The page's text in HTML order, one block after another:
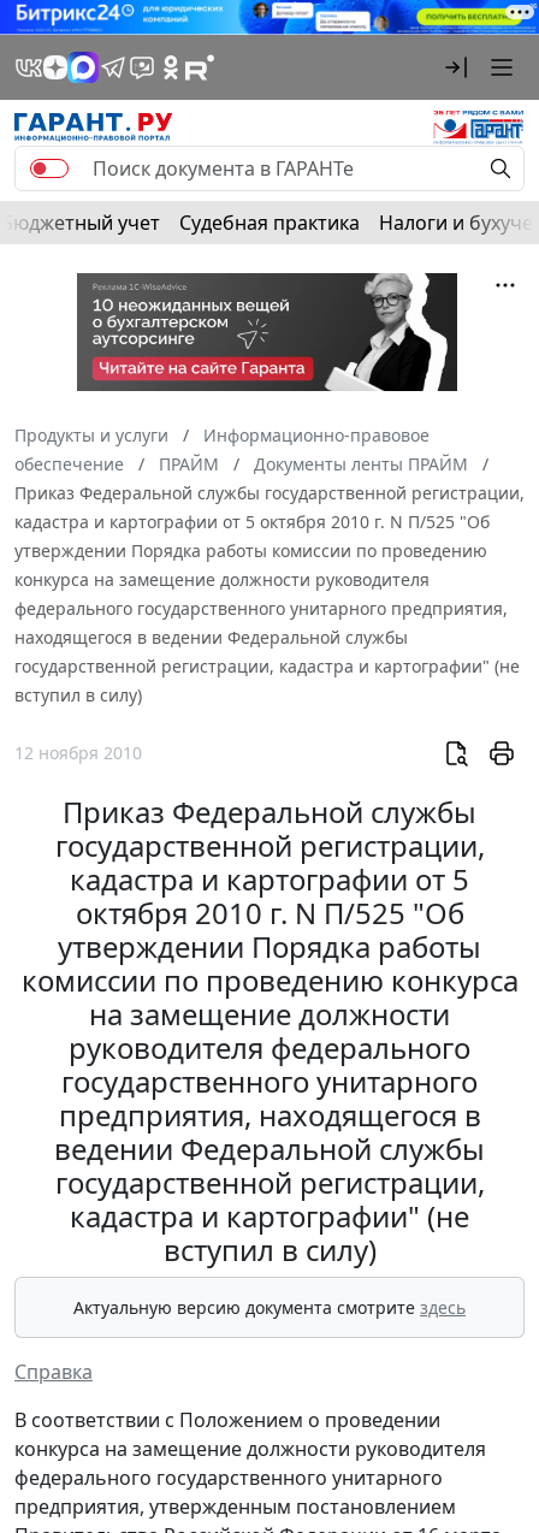
Бюджетный учет Судебная практика Налоги и
Продукты и услуги
Информационно-правовое
обеспечение
ПРАЙМ
Документы ленты ПРАЙМ
Приказ Федеральной службы государственной регистрации,
кадастра и картографии от 5 октября 2010 г. N П/525 "Об
утверждении Порядка работы комиссии по проведению
конкурса на замещение должности руководителя
федерального государственного унитарного предприятия,
находящегося в ведении Федеральной службы
государственной регистрации, кадастра и картографии" (не
вступил в силу)
12 ноября 2010
Приказ Федеральной службы
государственной регистрации,
кадастра и картографии от 5
октября 2010 г. N П/525 "Об
утверждении Порядка работы
комиссии по проведению конкурса
на замещение должности
руководителя федерального
государственного унитарного
предприятия, находящегося в
ведении Федеральной службы
государственной регистрации,
кадастра и картографии" (не
вступил в силу)
Актуальную версию документа смотрите здесь
Справка
В соответствии с Положением о проведении
конкурса на замещение должности руководителя
федерального государственного унитарного
предприятия, утвержденным постановлением